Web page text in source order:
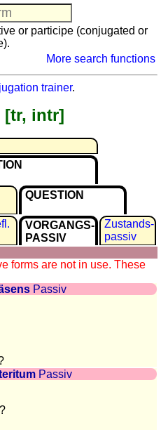
or participe (conjugated or
More search functions
trainer.
[tr, intr]
QUESTION
VORGANGS­
PASSIV
Zustands­
passiv
forms are not in use. These
Passiv
Passiv